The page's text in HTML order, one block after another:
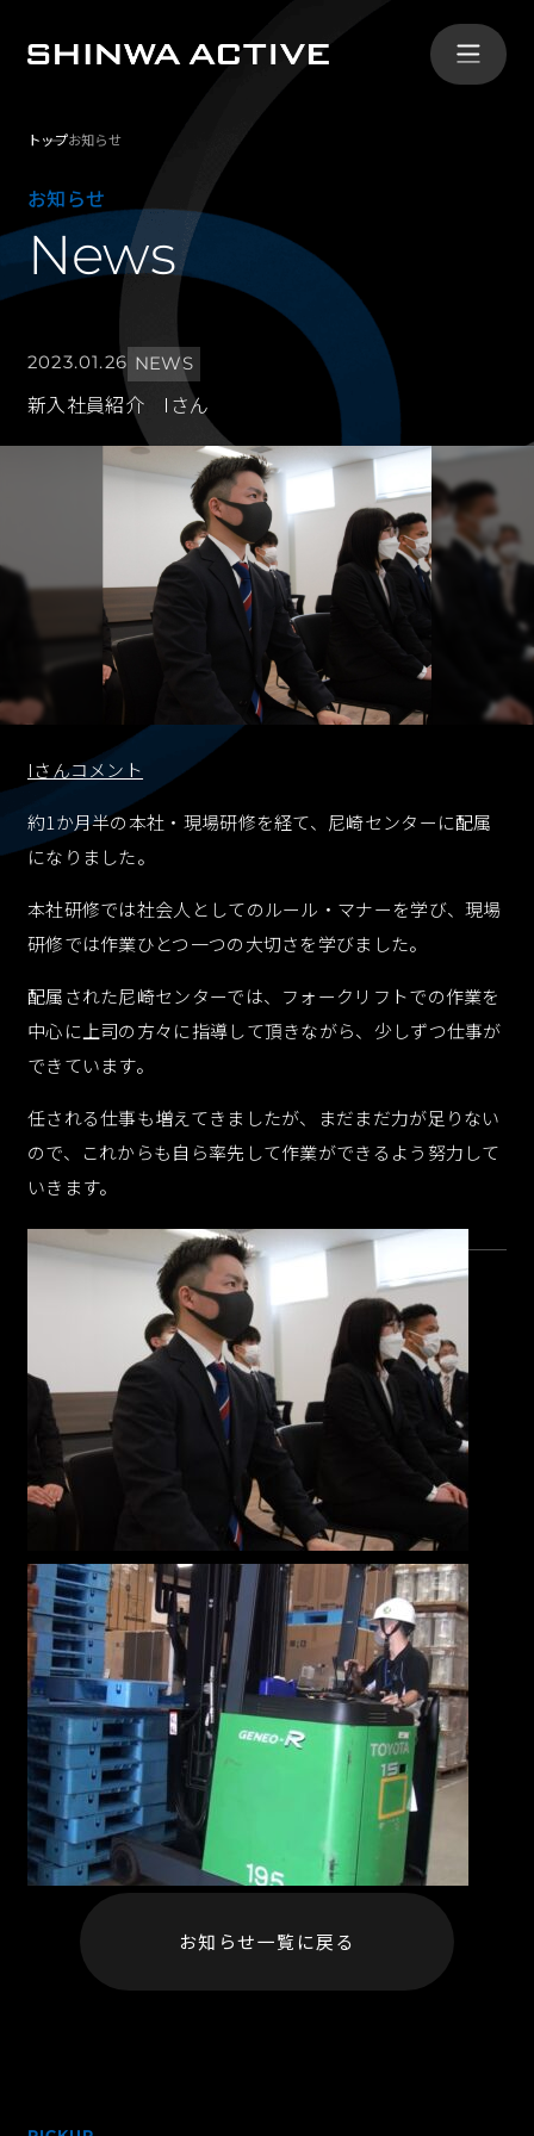
シンワ・アクティブとは
ABOUT
事業内容
導入事例
RECRUIT
資料ダウンロード
お問い合わせ
CONTACT
お知らせ個人情報保護個人情報取り扱い
反社会的勢力に対する基本方針
9:00-17:00 土日祝日除く
トップお知らせ
お知らせ
News
2023.01.26 NEWS
新入社員紹介 Iさん
Iさんコメント
約1か月半の本社・現場研修を経て、尼崎センターに配属
になりました。
本社研修では社会人としてのルール・マナーを学び、現場
研修では作業ひとつ一つの大切さを学びました。
配属された尼崎センターでは、フォークリフトでの作業を
中心に上司の方々に指導して頂きながら、少しずつ仕事が
できています。
任される仕事も増えてきましたが、まだまだ力が足りない
ので、これからも自ら率先して作業ができるよう努力して
いきます。
お知らせ一覧に戻る